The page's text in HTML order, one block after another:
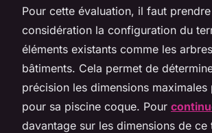
Pour cette évaluation, il faut
considération la configuration du
éléments existants comme les
bâtiments. Cela permet de
précision les dimensions maximales
pour sa piscine coque. Pour
davantage sur les dimensions de ce